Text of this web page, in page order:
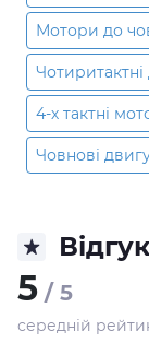
Мотори до
4-х тактні
Човнові
5 / 5
середній